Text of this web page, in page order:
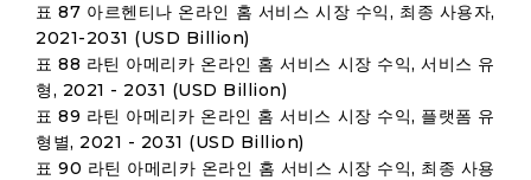
표 87 아르헨티나 온라인 홈 서비스 시장 수익, 최종 사용자,
2021-2031 (USD Billion)
표 88 라틴 아메리카 온라인 홈 서비스 시장 수익, 서비스 유
형, 2021 - 2031 (USD Billion)
표 89 라틴 아메리카 온라인 홈 서비스 시장 수익, 플랫폼 유
형별, 2021 - 2031 (USD Billion)
표 90 라틴 아메리카 온라인 홈 서비스 시장 수익, 최종 사용